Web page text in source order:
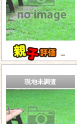
－
現地未調査